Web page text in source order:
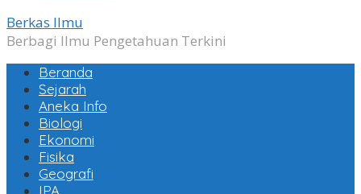
Berkas Ilmu
Berbagi Ilmu Pengetahuan Terkini
Beranda
Sejarah
Aneka Info
Biologi
Ekonomi
Fisika
Geografi
IPA